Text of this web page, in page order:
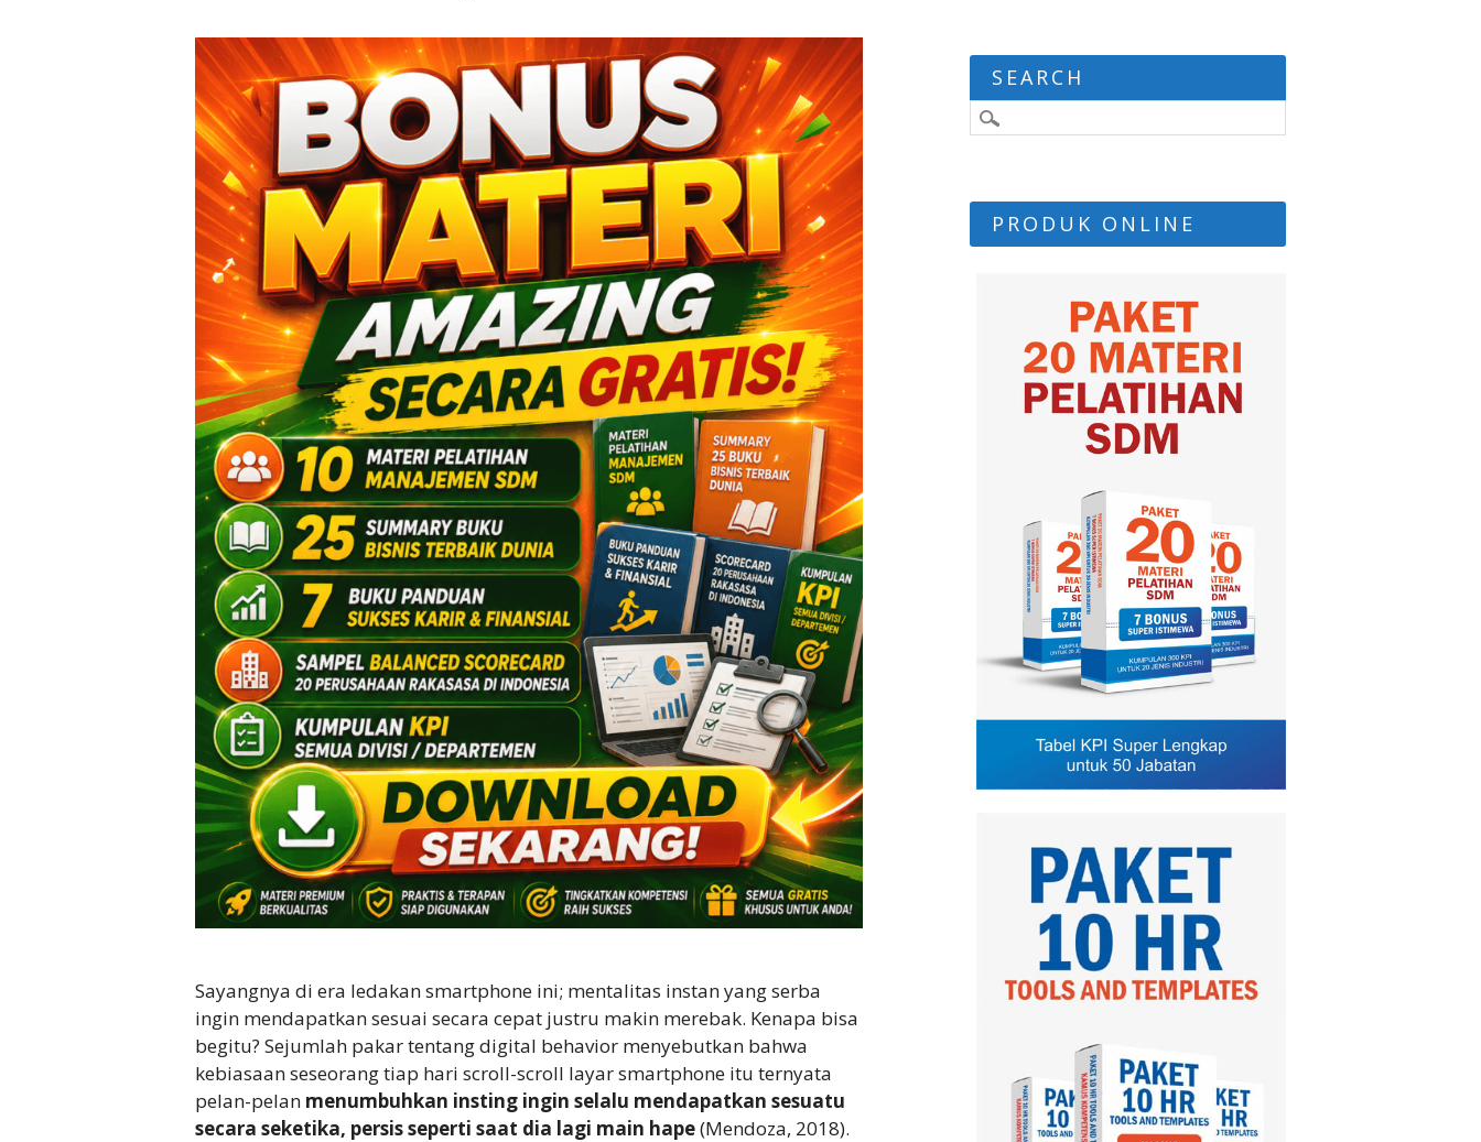
Sayangnya di era ledakan smartphone ini; mentalitas instan yang serba
ingin mendapatkan sesuai secara cepat justru makin merebak. Kenapa bisa
begitu? Sejumlah pakar tentang digital behavior menyebutkan bahwa
kebiasaan seseorang tiap hari scroll-scroll layar smartphone itu ternyata
pelan-pelan menumbuhkan insting ingin selalu mendapatkan sesuatu
secara seketika, persis seperti saat dia lagi main hape(Mendoza, 2018).
SEARCH
PRODUK ONLINE